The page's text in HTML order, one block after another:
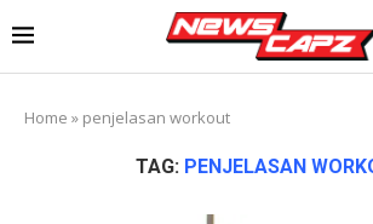
Home » penjelasan workout
TAG: PENJELASAN